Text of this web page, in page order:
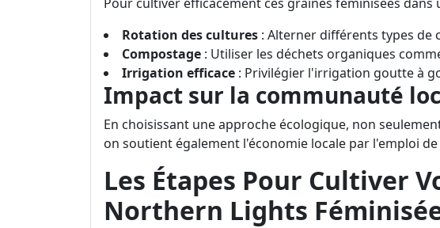
Rotation des cultures : Alterner différents types de
Compostage : Utiliser les déchets organiques
Irrigation efficace : Privilégier l'irrigation goutte à
Impact sur la communauté
En choisissant une approche écologique, non
on soutient également l'économie locale par l'emploi
Les Étapes Pour Cultiver
Northern Lights